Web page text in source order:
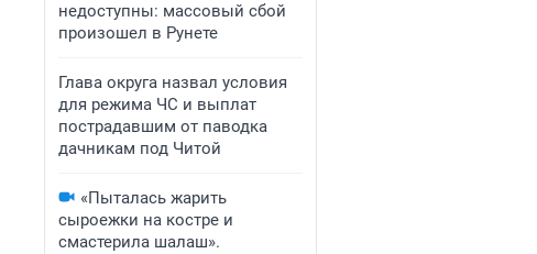
недоступны: массовый сбой
произошел в Рунете
Глава округа назвал условия
для режима ЧС и выплат
пострадавшим от паводка
дачникам под Читой
«Пыталась жарить
сыроежки на костре и
смастерила шалаш».